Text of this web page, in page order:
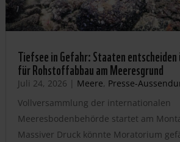
Tiefsee in Gefahr: Staaten
für Rohstoffabbau am Meeresgrund
Juli 24, 2026 | Meere, Presse-
Vollversammlung der internationalen
Meeresbodenbehörde startet am
Massiver Druck könnte Moratorium